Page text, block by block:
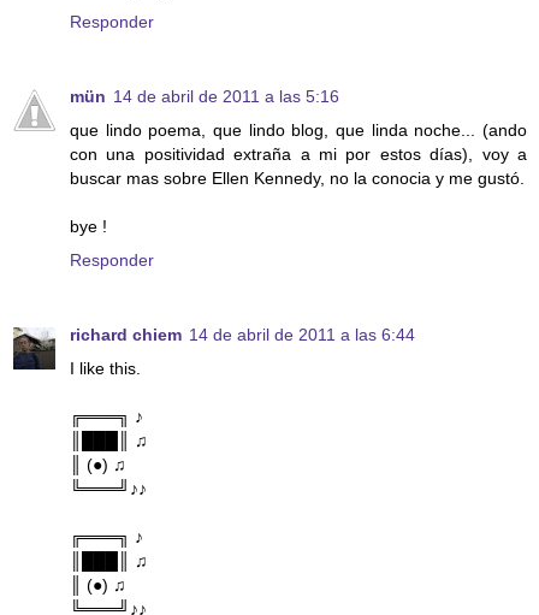
Responder
mün 14 de abril de 2011 a las 5:16
que lindo poema, que lindo blog, que linda noche... (ando
con una positividad extraña a mi por estos días), voy a
buscar mas sobre Ellen Kennedy, no la conocia y me gustó.
bye !
Responder
richard chiem 14 de abril de 2011 a las 6:44
I like this.
╔═══╗ ♪
║███║ ♫
║ (●) ♫
╚═══╝♪♪
╔═══╗ ♪
║███║ ♫
║ (●) ♫
╚═══╝♪♪